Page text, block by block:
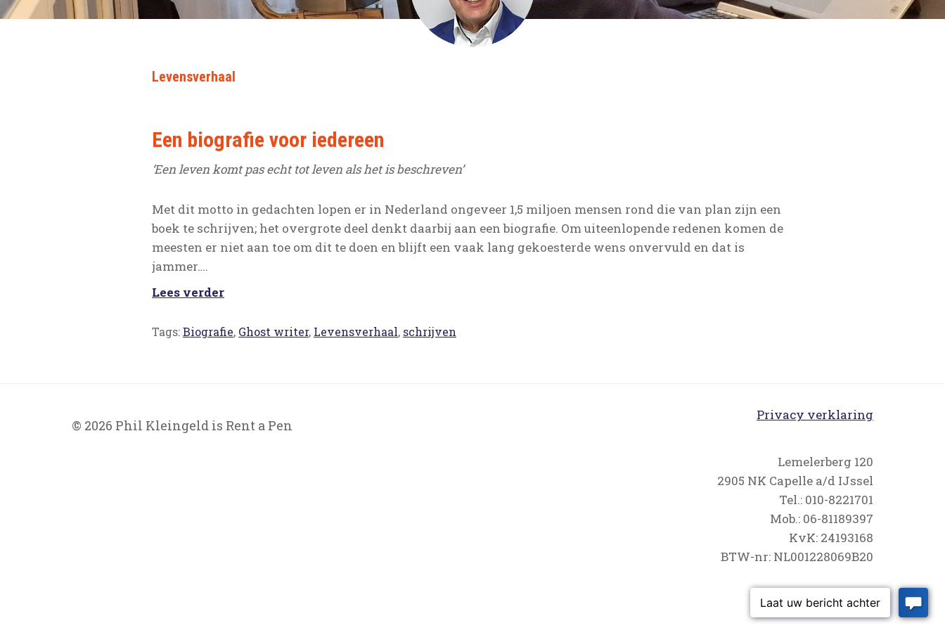
Levensverhaal
Een biografie voor iedereen
‘Een leven komt pas echt tot leven als het is beschreven’
Met dit motto in gedachten lopen er in Nederland ongeveer 1,5 miljoen mensen rond die van plan zijn een
boek te schrijven; het overgrote deel denkt daarbij aan een biografie. Om uiteenlopende redenen komen de
meesten er niet aan toe om dit te doen en blijft een vaak lang gekoesterde wens onvervuld en dat is
jammer….
Lees verder
Tags:Biografie, Ghost writer, Levensverhaal, schrijven
© 2026 Phil Kleingeld is Rent a Pen
Privacy verklaring
Lemelerberg 120
2905 NK Capelle a/d IJssel
Tel.: 010-8221701
Mob.: 06-81189397
KvK: 24193168
BTW-nr: NL001228069B20